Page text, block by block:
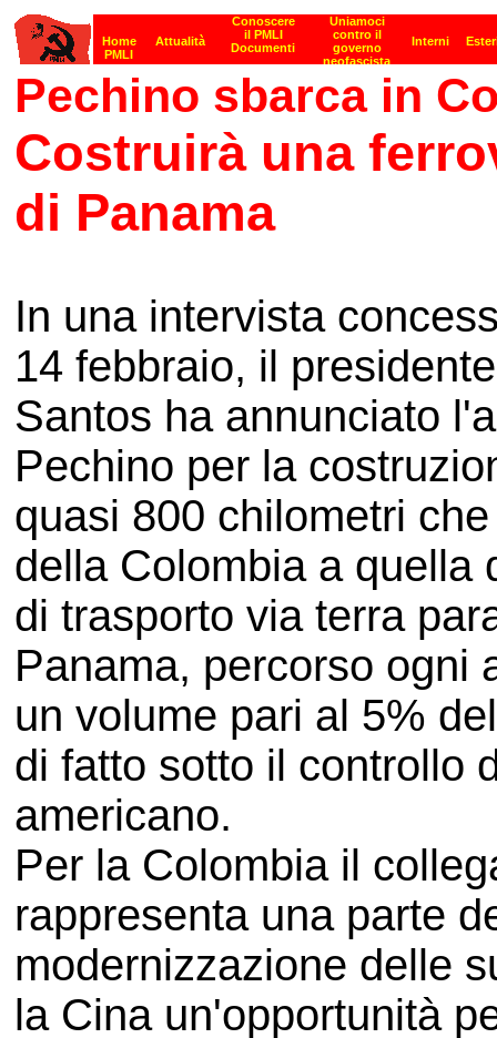
Pechino sbarca in
Costruirà una
di Panama
In una intervista
14 febbraio, il
Santos ha annunciato
Pechino per la
quasi 800 chilometri
della Colombia a quella
di trasporto via terra
Panama, percorso ogni
un volume pari al 5%
di fatto sotto il controllo
americano.
Per la Colombia il
rappresenta una parte
modernizzazione delle
la Cina un'opportunità